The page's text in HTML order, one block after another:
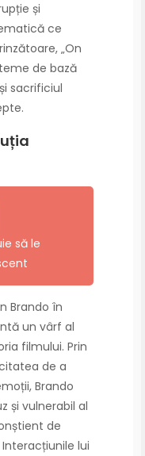
și
ce
„On
de bază
sacrificiul
să le
Brando în
un vârf al
filmului. Prin
de a
Brando
și vulnerabil al
de
lui